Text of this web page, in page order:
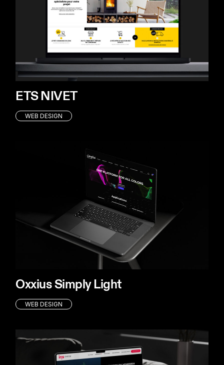
ETS NIVET
WEB DESIGN
Oxxius Simply Light
WEB DESIGN